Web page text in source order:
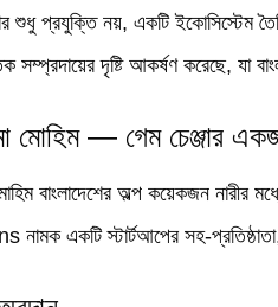
শুধু প্রযুক্তি নয়, একটি ইকোসিস্টেম
সম্প্রদায়ের দৃষ্টি আকর্ষণ করেছে, যা
মোহিম — গেম চেঞ্জার
বাংলাদেশের অল্প কয়েকজন
একটি স্টার্টআপের সহ-